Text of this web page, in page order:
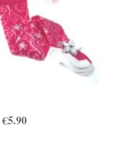
Algne
€5.90Praegune